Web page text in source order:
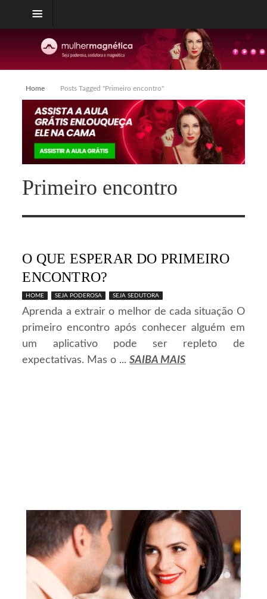
Home Posts Tagged "Primeiro encontro"
Primeiro encontro
O QUE ESPERAR DO PRIMEIRO
ENCONTRO?
HOME SEJA PODEROSA SEJA SEDUTORA
Aprenda a extrair o melhor de cada situação O
primeiro encontro após conhecer alguém em
um aplicativo pode ser repleto de
expectativas. Mas o ...SAIBA MAIS